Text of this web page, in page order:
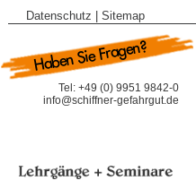
Datenschutz Sitemap
Tel: +49 (0) 9951 9842-0
info@schiffner-gefahrgut.de